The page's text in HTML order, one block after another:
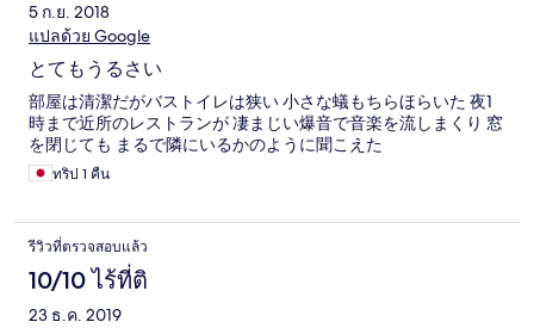
5 ก.ย. 2018
แปลด้วย Google
とてもうるさい
部屋は清潔だがバストイレは狭い 小さな蟻もちらほらいた 夜1
時まで近所のレストランが 凄まじい爆音で音楽を流しまくり 窓
を閉じても まるで隣にいるかのように聞こえた
ทริป 1 คืน
รีวิวที่ตรวจสอบแล้ว
10/10 ไร้ที่ติ
23 ธ.ค. 2019